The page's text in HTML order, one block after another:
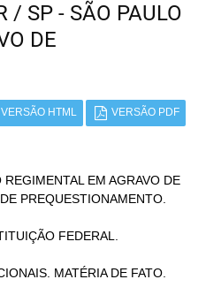
/ SP - SÃO PAULO
DE
VERSÃO HTML VERSÃO PDF
EM AGRAVO DE